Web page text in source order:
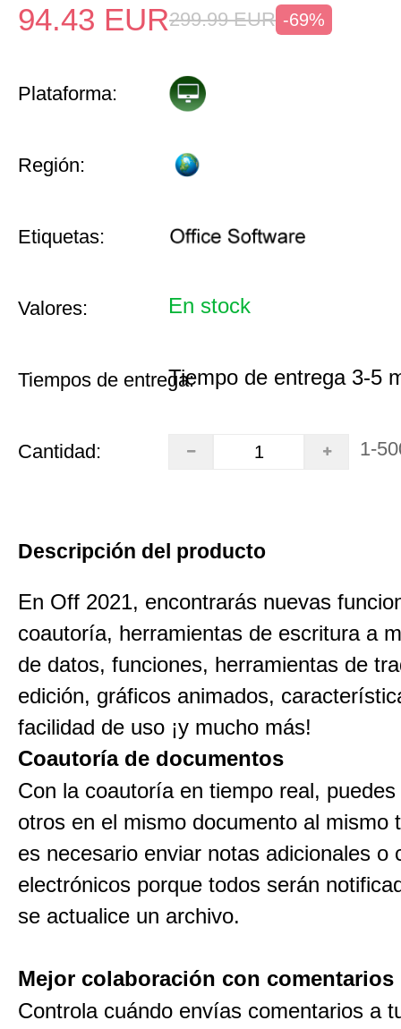
94.43 EUR299.99 EUR -69%
Plataforma:
Región:
Etiquetas:
Valores: En stock
Tiempos de entrega:Tiempo de entrega 3-5
Cantidad: 1-
Descripción del producto
En Off 2021, encontrarás nuevas
coautoría, herramientas de escritura a
de datos, funciones, herramientas de
edición, gráficos animados,
facilidad de uso ¡y mucho más!
Coautoría de documentos
Con la coautoría en tiempo real,
otros en el mismo documento al mismo
es necesario enviar notas adicionales o
electrónicos porque todos serán
se actualice un archivo.
Mejor colaboración con comentarios
Controla cuándo envías comentarios a